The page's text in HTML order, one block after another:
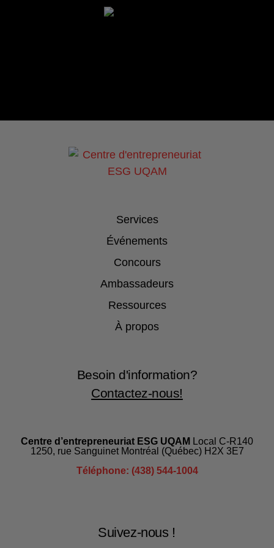
Services
Événements
Concours
Ambassadeurs
Ressources
À propos
Besoin d'information?
Contactez-nous!
Centre d’entrepreneuriat ESG UQAM Local C-R140
1250, rue Sanguinet Montréal (Québec) H2X 3E7
Téléphone: (438) 544-1004
Suivez-nous !